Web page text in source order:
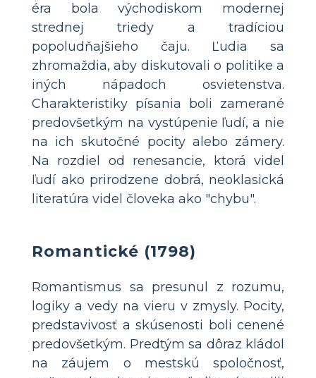
éra bola východiskom modernej
strednej triedy a tradíciou
popoludňajšieho čaju. Ľudia sa
zhromaždia, aby diskutovali o politike a
iných nápadoch osvietenstva.
Charakteristiky písania boli zamerané
predovšetkým na vystúpenie ľudí, a nie
na ich skutočné pocity alebo zámery.
Na rozdiel od renesancie, ktorá videl
ľudí ako prirodzene dobrá, neoklasická
literatúra videl človeka ako "chybu".
Romantické (1798)
Romantismus sa presunul z rozumu,
logiky a vedy na vieru v zmysly. Pocity,
predstavivosť a skúsenosti boli cenené
predovšetkým. Predtým sa dôraz kládol
na záujem o mestskú spoločnosť,